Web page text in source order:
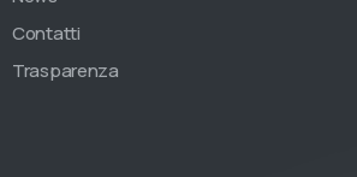
Contatti
Trasparenza